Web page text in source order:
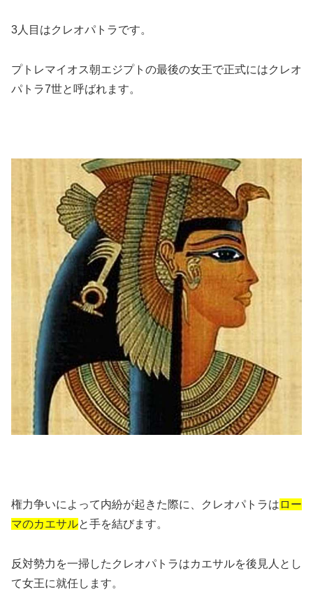
3人目はクレオパトラです。
プトレマイオス朝エジプトの最後の女王で正式にはクレオ
パトラ7世と呼ばれます。
権力争いによって内紛が起きた際に、クレオパトラは ロー
マのカエサルと手を結びます。
反対勢力を一掃したクレオパトラはカエサルを後見人とし
て女王に就任します。